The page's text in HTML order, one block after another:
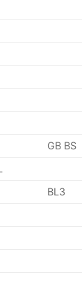
GB BS
BL3